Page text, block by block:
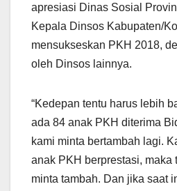
apresiasi Dinas Sosial
Kepala Dinsos Kabupaten/
mensukseskan PKH 2018,
oleh Dinsos lainnya.
“Kedepan tentu harus lebih
ada 84 anak PKH diterima
kami minta bertambah lagi.
anak PKH berprestasi, maka
minta tambah. Dan jika saat